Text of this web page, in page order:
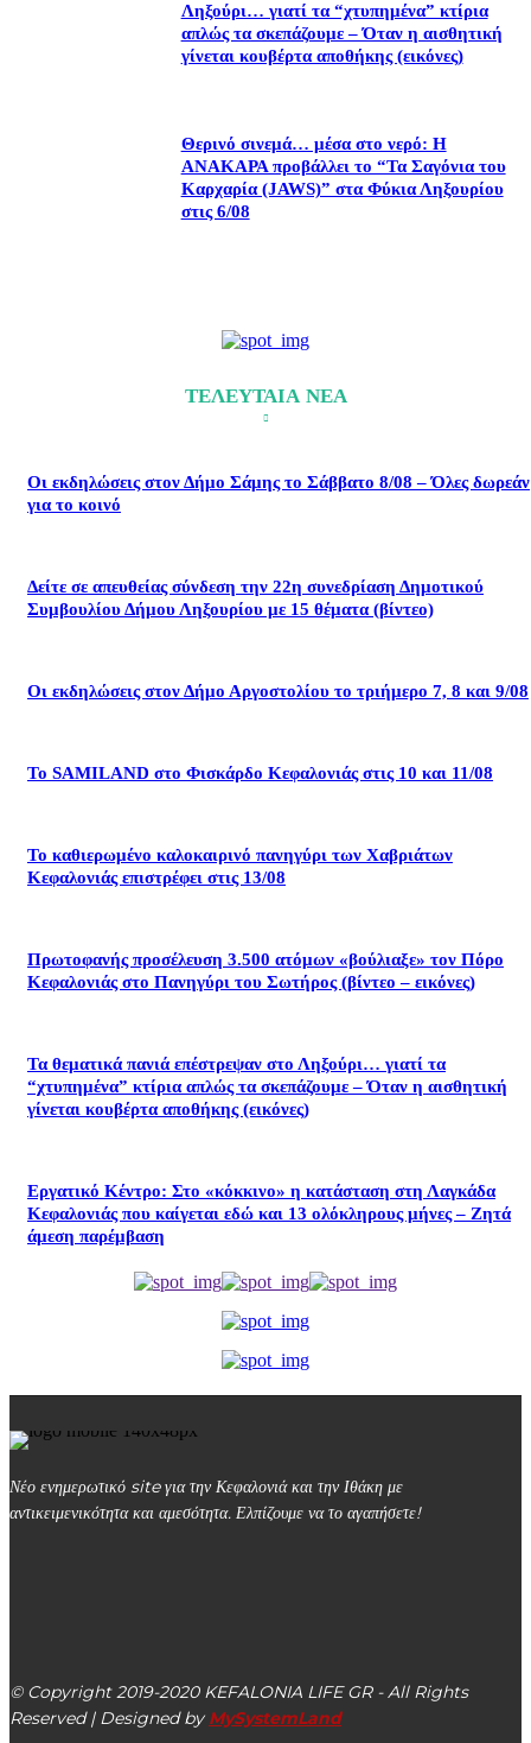
Ληξούρι… γιατί τα “χτυπημένα” κτίρια
απλώς τα σκεπάζουμε – Όταν η αισθητική
γίνεται κουβέρτα αποθήκης (εικόνες)
Θερινό σινεμά… μέσα στο νερό: Η
ΑΝΑΚΑΡΑ προβάλλει το “Τα Σαγόνια του
Καρχαρία (JAWS)” στα Φύκια Ληξουρίου
στις 6/08
ΤΕΛΕΥΤΑΙΑ ΝΕΑ
Οι εκδηλώσεις στον Δήμο Σάμης το Σάββατο 8/08 – Όλες δωρεάν
για το κοινό
Δείτε σε απευθείας σύνδεση την 22η συνεδρίαση Δημοτικού
Συμβουλίου Δήμου Ληξουρίου με 15 θέματα (βίντεο)
Οι εκδηλώσεις στον Δήμο Αργοστολίου το τριήμερο 7, 8 και 9/08
Το SAMILAND στο Φισκάρδο Κεφαλονιάς στις 10 και 11/08
Το καθιερωμένο καλοκαιρινό πανηγύρι των Χαβριάτων
Κεφαλονιάς επιστρέφει στις 13/08
Πρωτοφανής προσέλευση 3.500 ατόμων «βούλιαξε» τον Πόρο
Κεφαλονιάς στο Πανηγύρι του Σωτήρος (βίντεο – εικόνες)
Τα θεματικά πανιά επέστρεψαν στο Ληξούρι… γιατί τα
“χτυπημένα” κτίρια απλώς τα σκεπάζουμε – Όταν η αισθητική
γίνεται κουβέρτα αποθήκης (εικόνες)
Εργατικό Κέντρο: Στο «κόκκινο» η κατάσταση στη Λαγκάδα
Κεφαλονιάς που καίγεται εδώ και 13 ολόκληρους μήνες – Ζητά
άμεση παρέμβαση
Νέο ενημερωτικό site για την Κεφαλονιά και την Ιθάκη με
αντικειμενικότητα και αμεσότητα. Ελπίζουμε να το αγαπήσετε!
© Copyright 2019-2020 KEFALONIA LIFE GR - All Rights
Reserved | Designed by MySystemLand